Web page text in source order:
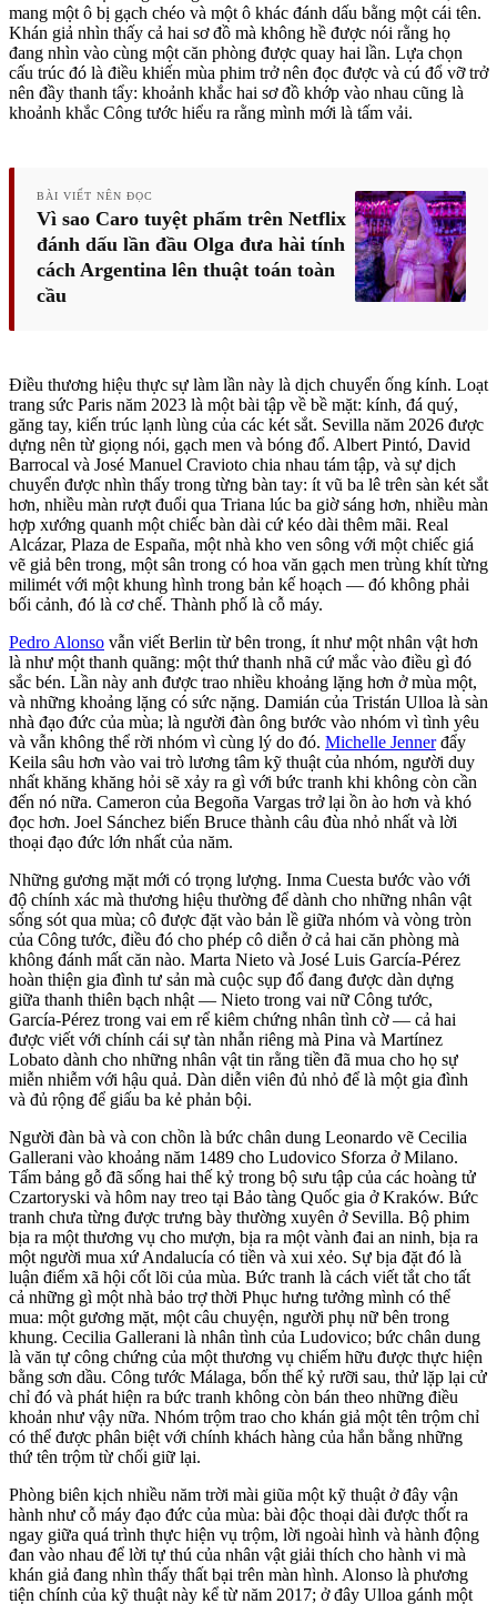
mang một ô bị gạch chéo và một ô khác đánh dấu bằng một cái tên.
Khán giả nhìn thấy cả hai sơ đồ mà không hề được nói rằng họ
đang nhìn vào cùng một căn phòng được quay hai lần. Lựa chọn
cấu trúc đó là điều khiến mùa phim trở nên đọc được và cú đổ vỡ trở
nên đầy thanh tẩy: khoảnh khắc hai sơ đồ khớp vào nhau cũng là
khoảnh khắc Công tước hiểu ra rằng mình mới là tấm vải.
BÀI VIẾT NÊN ĐỌC
Vì sao Caro tuyệt phẩm trên Netflix
đánh dấu lần đầu Olga đưa hài tính
cách Argentina lên thuật toán toàn
cầu
Điều thương hiệu thực sự làm lần này là dịch chuyển ống kính. Loạt
trang sức Paris năm 2023 là một bài tập về bề mặt: kính, đá quý,
găng tay, kiến trúc lạnh lùng của các két sắt. Sevilla năm 2026 được
dựng nên từ giọng nói, gạch men và bóng đổ. Albert Pintó, David
Barrocal và José Manuel Cravioto chia nhau tám tập, và sự dịch
chuyển được nhìn thấy trong từng bàn tay: ít vũ ba lê trên sàn két sắt
hơn, nhiều màn rượt đuổi qua Triana lúc ba giờ sáng hơn, nhiều màn
hợp xướng quanh một chiếc bàn dài cứ kéo dài thêm mãi. Real
Alcázar, Plaza de España, một nhà kho ven sông với một chiếc giá
vẽ giả bên trong, một sân trong có hoa văn gạch men trùng khít từng
milimét với một khung hình trong bản kế hoạch — đó không phải
bối cảnh, đó là cơ chế. Thành phố là cỗ máy.
Pedro Alonso vẫn viết Berlin từ bên trong, ít như một nhân vật hơn
là như một thanh quãng: một thứ thanh nhã cứ mắc vào điều gì đó
sắc bén. Lần này anh được trao nhiều khoảng lặng hơn ở mùa một,
và những khoảng lặng có sức nặng. Damián của Tristán Ulloa là sàn
nhà đạo đức của mùa; là người đàn ông bước vào nhóm vì tình yêu
và vẫn không thể rời nhóm vì cùng lý do đó. Michelle Jennerđẩy
Keila sâu hơn vào vai trò lương tâm kỹ thuật của nhóm, người duy
nhất khăng khăng hỏi sẽ xảy ra gì với bức tranh khi không còn cần
đến nó nữa. Cameron của Begoña Vargas trở lại ồn ào hơn và khó
đọc hơn. Joel Sánchez biến Bruce thành câu đùa nhỏ nhất và lời
thoại đạo đức lớn nhất của năm.
Những gương mặt mới có trọng lượng. Inma Cuesta bước vào với
độ chính xác mà thương hiệu thường để dành cho những nhân vật
sống sót qua mùa; cô được đặt vào bản lề giữa nhóm và vòng tròn
của Công tước, điều đó cho phép cô diễn ở cả hai căn phòng mà
không đánh mất căn nào. Marta Nieto và José Luis García-Pérez
hoàn thiện gia đình tư sản mà cuộc sụp đổ đang được dàn dựng
giữa thanh thiên bạch nhật — Nieto trong vai nữ Công tước,
García-Pérez trong vai em rể kiêm chứng nhân tình cờ — cả hai
được viết với chính cái sự tàn nhẫn riêng mà Pina và Martínez
Lobato dành cho những nhân vật tin rằng tiền đã mua cho họ sự
miễn nhiễm với hậu quả. Dàn diễn viên đủ nhỏ để là một gia đình
và đủ rộng để giấu ba kẻ phản bội.
Người đàn bà và con chồn là bức chân dung Leonardo vẽ Cecilia
Gallerani vào khoảng năm 1489 cho Ludovico Sforza ở Milano.
Tấm bảng gỗ đã sống hai thế kỷ trong bộ sưu tập của các hoàng tử
Czartoryski và hôm nay treo tại Bảo tàng Quốc gia ở Kraków. Bức
tranh chưa từng được trưng bày thường xuyên ở Sevilla. Bộ phim
bịa ra một thương vụ cho mượn, bịa ra một vành đai an ninh, bịa ra
một người mua xứ Andalucía có tiền và xui xẻo. Sự bịa đặt đó là
luận điểm xã hội cốt lõi của mùa. Bức tranh là cách viết tắt cho tất
cả những gì một nhà bảo trợ thời Phục hưng tưởng mình có thể
mua: một gương mặt, một câu chuyện, người phụ nữ bên trong
khung. Cecilia Gallerani là nhân tình của Ludovico; bức chân dung
là văn tự công chứng của một thương vụ chiếm hữu được thực hiện
bằng sơn dầu. Công tước Málaga, bốn thế kỷ rưỡi sau, thử lặp lại cử
chỉ đó và phát hiện ra bức tranh không còn bán theo những điều
khoản như vậy nữa. Nhóm trộm trao cho khán giả một tên trộm chỉ
có thể được phân biệt với chính khách hàng của hắn bằng những
thứ tên trộm từ chối giữ lại.
Phòng biên kịch nhiều năm trời mài giũa một kỹ thuật ở đây vận
hành như cỗ máy đạo đức của mùa: bài độc thoại dài được thốt ra
ngay giữa quá trình thực hiện vụ trộm, lời ngoài hình và hành động
đan vào nhau để lời tự thú của nhân vật giải thích cho hành vi mà
khán giả đang nhìn thấy thất bại trên màn hình. Alonso là phương
tiện chính của kỹ thuật này kể từ năm 2017; ở đây Ulloa gánh một